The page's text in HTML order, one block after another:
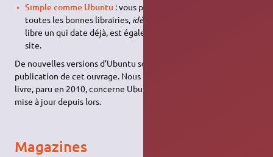
Simple comme Ubuntu : vous pouvez acheter ce livre dans
toutes les bonnes librairies, idéal pour un débutant
libre un qui date déjà, est également téléchargeable sur le
site.
De nouvelles versions d’Ubuntu sont disponibles depuis la
publication de cet ouvrage. Nous informons les lecteurs que ce
livre, paru en 2010, concerne Ubuntu 10.10 et n’a pas connu
mise à jour depuis lors.
Magazines